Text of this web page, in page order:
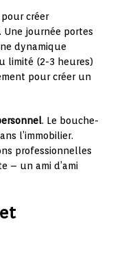
pour créer
journée portes
dynamique
limité (2-3 heures)
pour créer un
. Le bouche-
l’immobilier.
professionnelles
– un ami d’ami